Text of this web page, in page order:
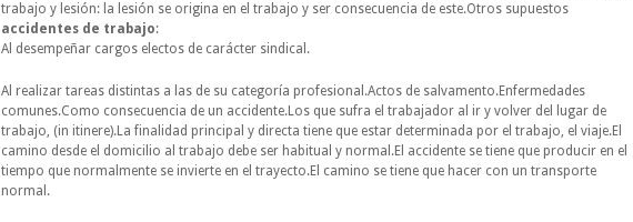
trabajo y lesión: la lesión se origina en el trabajo y ser consecuencia de este.Otros supuestos
accidentes de trabajo:
Al desempeñar cargos electos de carácter sindical.
Al realizar tareas distintas a las de su categoría profesional.Actos de salvamento.Enfermedades
comunes.Como consecuencia de un accidente.Los que sufra el trabajador al ir y volver del lugar de
trabajo, (in itinere).La finalidad principal y directa tiene que estar determinada por el trabajo, el viaje.El
camino desde el domicilio al trabajo debe ser habitual y normal.El accidente se tiene que producir en el
tiempo que normalmente se invierte en el trayecto.El camino se tiene que hacer con un transporte
normal.